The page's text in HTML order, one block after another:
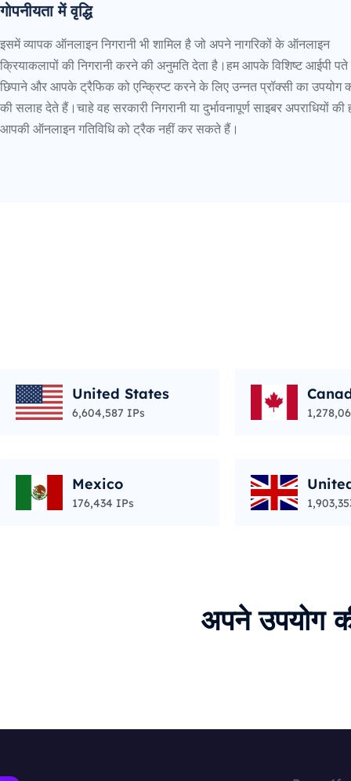
गोपनीयता में वृद्धि
इसमें व्यापक ऑनलाइन निगरानी भी शामिल है जो अपने नागरिकों के ऑनलाइन
क्रियाकलापों की निगरानी करने की अनुमति देता है।हम आपके विशिष्ट आईपी पते
छिपाने और आपके ट्रैफिक को एन्क्रिप्ट करने के लिए उन्नत प्रॉक्सी का उपयोग
की सलाह देते हैं।चाहे वह सरकारी निगरानी या दुर्भावनापूर्ण साइबर अपराधियों की
आपकी ऑनलाइन गतिविधि को ट्रैक नहीं कर सकते हैं।
United States
6,604,587 IPs
Mexico
176,434 IPs
अपने उपयोग